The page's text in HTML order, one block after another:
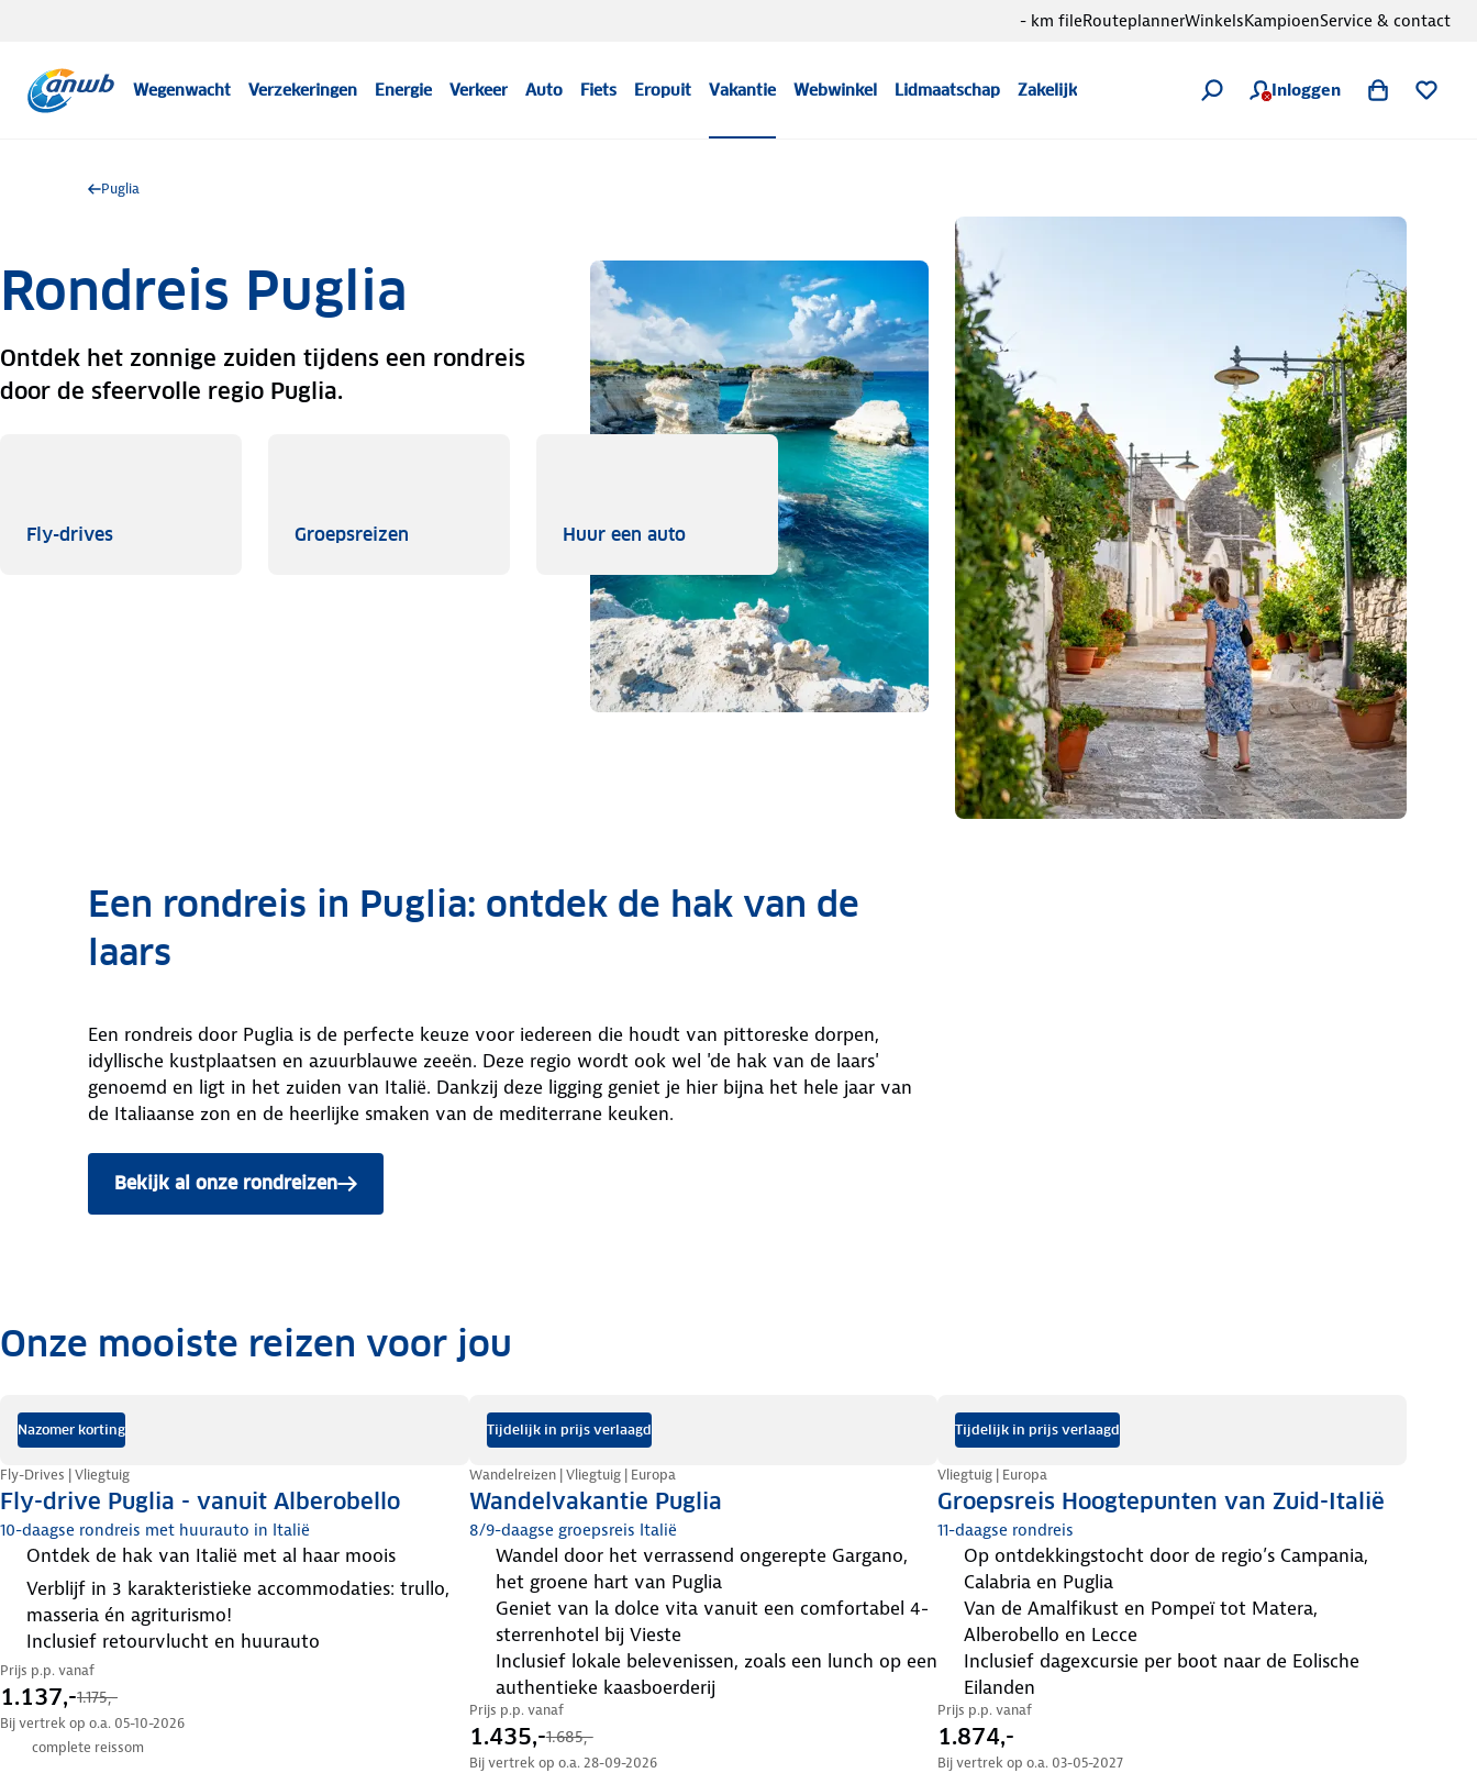
Wegenwacht Verzekeringen Energie Verkeer Auto Fiets Eropuit Vakantie Webwinkel Lidmaatschap Zakelijk Inloggen
- km fileRouteplannerWinkelsKampioenService & contact
Puglia
Rondreis Puglia
Ontdek het zonnige zuiden tijdens een rondreis
door de sfeervolle regio Puglia.
Fly-drivesFly-drives Groepsreizen Huur een autoHuur een auto
Een rondreis in Puglia: ontdek de hak van de
laars
Een rondreis door Puglia is de perfecte keuze voor iedereen die houdt van pittoreske dorpen,
idyllische kustplaatsen en azuurblauwe zeeën. Deze regio wordt ook wel 'de hak van de laars'
genoemd en ligt in het zuiden van Italië. Dankzij deze ligging geniet je hier bijna het hele jaar van
de Italiaanse zon en de heerlijke smaken van de mediterrane keuken.
Bekijk al onze rondreizen
naar Puglia
.Onze mooiste reizen voor jou
Nazomer korting
Fly-drive Puglia - vanuit Alberobello
Fly-Drives | Vliegtuig
10-daagse rondreis met huurauto in Italië
ontdek de hak van Italië met al haar moois
verblijf in 3 karakteristieke accommodaties: trullo,
masseria én agriturismo!
inclusief retourvlucht en huurauto
Prijs p.p. vanaf
1.137,-1.175,-
Bij vertrek op o.a. 05-10-2026
complete reissom
Tijdelijk in prijs verlaagd
Wandelvakantie Puglia
Wandelreizen | Vliegtuig | Europa
8/9-daagse groepsreis Italië
wandel door het verrassend ongerepte Gargano,
het groene hart van Puglia
geniet van la dolce vita vanuit een comfortabel 4-
sterrenhotel bij Vieste
inclusief lokale belevenissen, zoals een lunch op een
authentieke kaasboerderij
Prijs p.p. vanaf
1.435,-1.685,-
Bij vertrek op o.a. 28-09-2026
Tijdelijk in prijs verlaagd
Groepsreis Hoogtepunten van Zuid-Italië
Vliegtuig | Europa
11-daagse rondreis
op ontdekkingstocht door de regio’s Campania,
Calabria en Puglia
van de Amalfikust en Pompeï tot Matera,
Alberobello en Lecce
inclusief dagexcursie per boot naar de Eolische
Eilanden
Prijs p.p. vanaf
1.874,-
Bij vertrek op o.a. 03-05-2027